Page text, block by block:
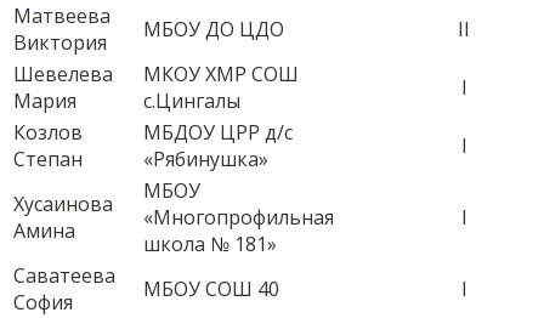
Матвеева
Виктория
МБОУ ДО ЦДО
II
Шевелева
Мария
МКОУ ХМР СОШ
с.Цингалы
I
Козлов
Степан
МБДОУ ЦРР д/с
«Рябинушка»
I
Хусаинова
Амина
МБОУ
«Многопрофильная
школа № 181»
I
Саватеева
София
МБОУ СОШ 40
I